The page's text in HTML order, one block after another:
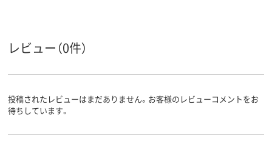
レビュー（0件）
投稿されたレビューはまだありません。お客様のレビューコメントをお
待ちしています。